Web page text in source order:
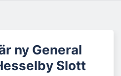
ny General
Slott